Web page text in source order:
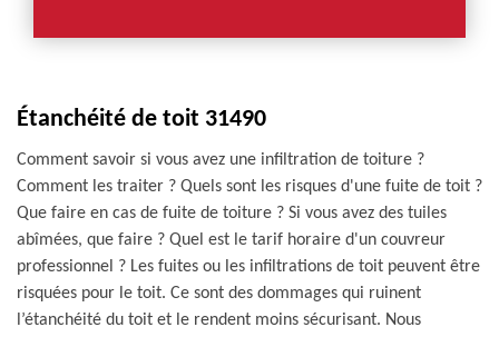
Étanchéité de toit 31490
Comment savoir si vous avez une infiltration de toiture ?
Comment les traiter ? Quels sont les risques d'une fuite de toit ?
Que faire en cas de fuite de toiture ? Si vous avez des tuiles
abîmées, que faire ? Quel est le tarif horaire d'un couvreur
professionnel ? Les fuites ou les infiltrations de toit peuvent être
risquées pour le toit. Ce sont des dommages qui ruinent
l’étanchéité du toit et le rendent moins sécurisant. Nous